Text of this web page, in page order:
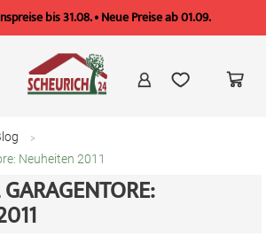
bis 31.08. • Neue Preise ab 01.09.
Neuheiten 2011